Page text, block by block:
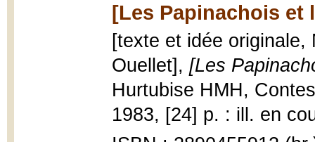
[Les Papinachois et
[texte et idée
Ouellet], [Les
Hurtubise HMH,
1983, [24] p. : ill. en